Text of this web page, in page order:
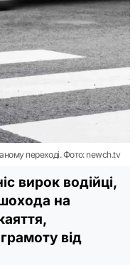
переході. Фото: newch.tv
вирок водійці,
на
від